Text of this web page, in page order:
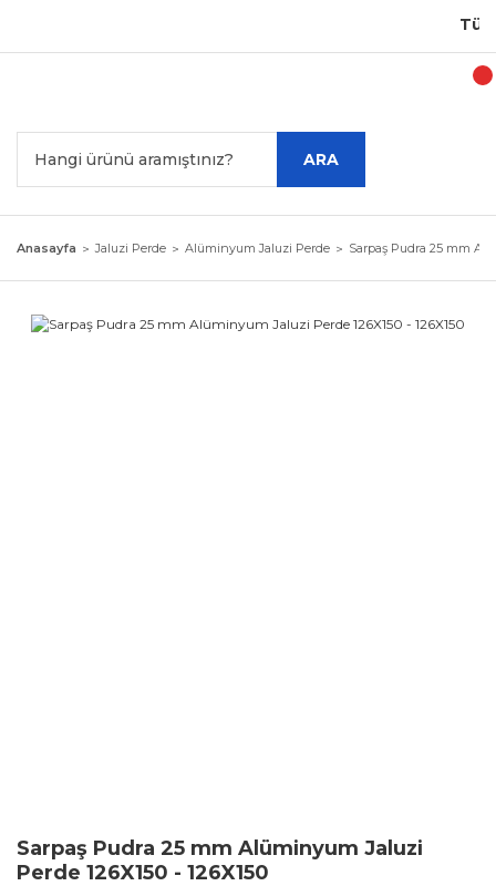
ARA
Anasayfa Jaluzi Perde Alüminyum Jaluzi Perde Sarpaş Pudra 25 mm
Sarpaş Pudra 25 mm Alüminyum Jaluzi
Perde 126X150 - 126X150